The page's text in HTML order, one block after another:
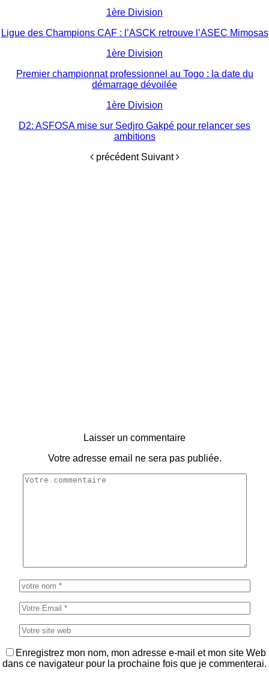
1ère Division
Ligue des Champions CAF : l’ASCK retrouve l’ASEC Mimosas
1ère Division
Premier championnat professionnel au Togo : la date du
démarrage dévoilée
1ère Division
D2: ASFOSA mise sur Sedjro Gakpé pour relancer ses
ambitions
précédent Suivant
Laisser un commentaire
Votre adresse email ne sera pas publiée.
Enregistrez mon nom, mon adresse e-mail et mon site Web
dans ce navigateur pour la prochaine fois que je commenterai.